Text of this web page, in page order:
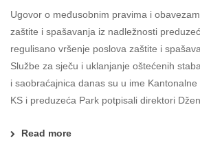
Ugovor o međusobnim pravima i
zaštite i spašavanja iz nadležnosti
regulisano vršenje poslova zaštite i
Službe za sječu i uklanjanje oštećenih
i saobraćajnica danas su u ime
KS i preduzeća Park potpisali direktori
Read more